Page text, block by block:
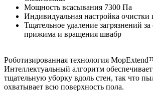
Мощность всасывания 7300 Па
Индивидуальная настройка очистки
Тщательное удаление загрязнений за
прижима и вращения швабр
Роботизированная технология
Интеллектуальный алгоритм
тщательную уборку вдоль стен, так что
охватывает всю поверхность пола.